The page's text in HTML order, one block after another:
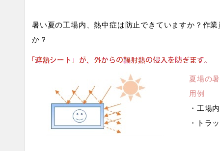
暑い夏の工場内、熱中症は防止できていますか？作
か？
夏場の
用例
・工場
・トラ